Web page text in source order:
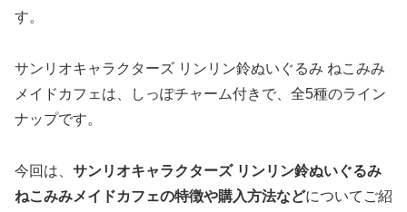
す。
サンリオキャラクターズ リンリン鈴ぬいぐるみ ねこみみ
メイドカフェは、しっぽチャーム付きで、全5種のライン
ナップです。
今回は、 サンリオキャラクターズ リンリン鈴ぬいぐるみ
ねこみみメイドカフェの特徴や購入方法などについてご紹